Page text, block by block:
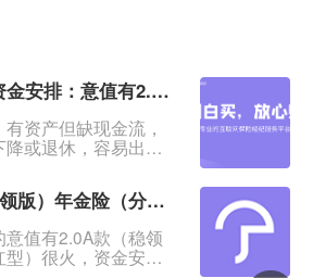
30-60岁更需要的资金安排：意值有2.0B款（快领版）分红年金险
资产但缺现金流，
或退休，容易出现
、能提供持续现金
无损失拿回的资
别重要。&nbsp;中
版）年金保险（分
快、资金安全，提
意值有2.0B款（快领版）年金险（分红型）相比A款有哪些优势？
值有2.0A款（稳领
）很火，资金安